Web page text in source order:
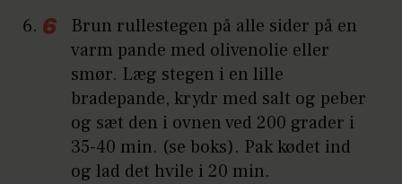
Brun rullestegen på alle sider på en
varm pande med olivenolie eller
smør. Læg stegen i en lille
bradepande, krydr med salt og peber
og sæt den i ovnen ved 200 grader i
35-40 min. (se boks). Pak kødet ind
og lad det hvile i 20 min.